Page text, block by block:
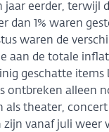
jaar eerder, terwijl
dan 1% waren
waren de
aan de totale
geschatte items
ontbreken alleen
als theater, concert
zijn vanaf juli weer